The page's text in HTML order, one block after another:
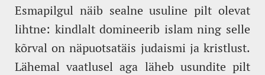
Esmapilgul näib sealne usuline pilt olevat
lihtne: kindlalt domineerib islam ning selle
kõrval on näpuotsatäis judaismi ja kristlust.
Lähemal vaatlusel aga läheb usundite pilt